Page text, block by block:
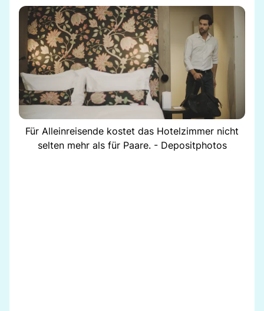
Für Alleinreisende kostet das Hotelzimmer nicht
selten mehr als für Paare. - Depositphotos